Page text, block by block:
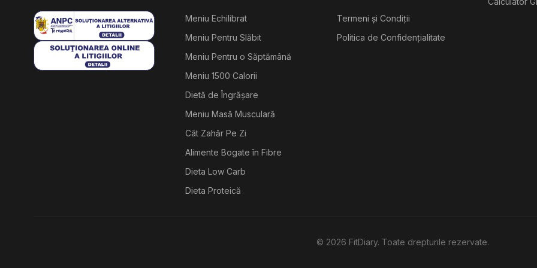
Meniu Echilibrat
Meniu Pentru Slăbit
Meniu Pentru o Săptămână
Meniu 1500 Calorii
Dietă de Îngrășare
Meniu Masă Musculară
Cât Zahăr Pe Zi
Alimente Bogate în Fibre
Dieta Low Carb
Dieta Proteică
Termeni și Condiții
Politica de Confidențialitate
© 2026 FitDiary. Toate drepturile rezervate.